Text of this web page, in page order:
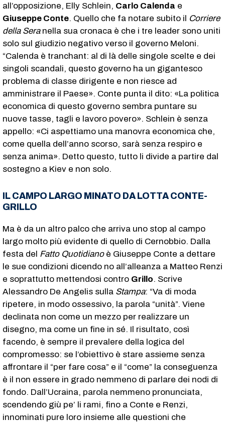
all’opposizione, Elly Schlein, Carlo Calenda e
Giuseppe Conte. Quello che fa notare subito il Corriere
della Seranella sua cronaca è che i tre leader sono uniti
solo sul giudizio negativo verso il governo Meloni.
“Calenda è tranchant: al di là delle singole scelte e dei
singoli scandali, questo governo ha un gigantesco
problema di classe dirigente e non riesce ad
amministrare il Paese». Conte punta il dito: «La politica
economica di questo governo sembra puntare su
nuove tasse, tagli e lavoro povero». Schlein è senza
appello: «Ci aspettiamo una manovra economica che,
come quella dell’anno scorso, sarà senza respiro e
senza anima». Detto questo, tutto li divide a partire dal
sostegno a Kiev e non solo.
IL CAMPO LARGO MINATO DA LOTTA CONTE-
GRILLO
Ma è da un altro palco che arriva uno stop al campo
largo molto più evidente di quello di Cernobbio. Dalla
festa del Fatto Quotidianoè Giuseppe Conte a dettare
le sue condizioni dicendo no all’alleanza a Matteo Renzi
e soprattutto mettendosi contro Grillo. Scrive
Alessandro De Angelis sulla Stampa: “Va di moda
ripetere, in modo ossessivo, la parola “unità”. Viene
declinata non come un mezzo per realizzare un
disegno, ma come un fine in sé. Il risultato, così
facendo, è sempre il prevalere della logica del
compromesso: se l’obiettivo è stare assieme senza
affrontare il “per fare cosa” e il “come” la conseguenza
è il non essere in grado nemmeno di parlare dei nodi di
fondo. Dall’Ucraina, parola nemmeno pronunciata,
scendendo giù pe’ li rami, fino a Conte e Renzi,
innominati pure loro insieme alle questioni che